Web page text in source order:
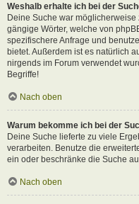
Weshalb erhalte ich bei der
Deine Suche war
gängige Wörter, welche von
spezifischere Anfrage und
bietet. Außerdem ist es natürlich
nirgends im Forum verwendet
Begriffe!
Nach oben
Warum bekomme ich bei der
Deine Suche lieferte zu viele
verarbeiten. Benutze die
ein oder beschränke die Suche
Nach oben